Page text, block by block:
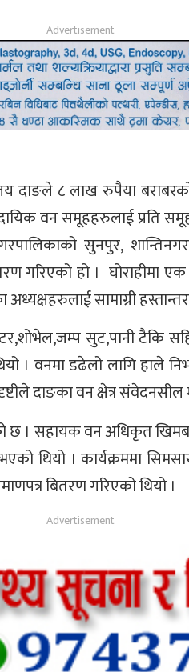
दाङले ८ लाख रुपैया
वन समूहहरुलाई प्रति
सुनपुर,
गरिएको हो । घोराहीमा
सामाग्री
सुट,पानी टैकि
। वनमा डढेलो लागि हाले
दाङका वन क्षेत्र संवेदनसील
छ । सहायक वन अधिकृत
थियो । कार्यक्रममा
बितरण गरिएको थियो ।